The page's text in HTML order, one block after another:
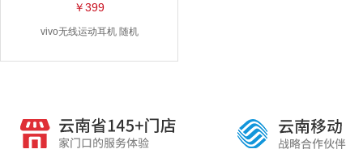
￥399
vivo无线运动耳机 随机